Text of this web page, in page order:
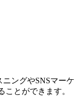
ングやSNSマーケ
とができます。